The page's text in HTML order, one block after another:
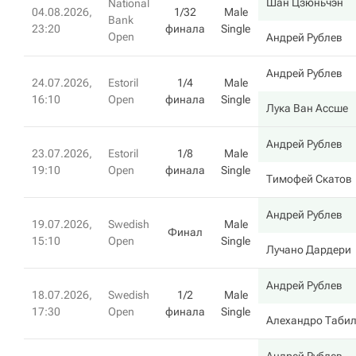
04.08.2026,
23:20
National
Bank
Open
1/32
финала
Male
Single
Андрей Рублев
24.07.2026,
16:10
Estoril
Open
1/4
финала
Male
Single
Андрей Рублев
Лука Ван Ассше
23.07.2026,
19:10
Estoril
Open
1/8
финала
Male
Single
Андрей Рублев
Тимофей Скатов
19.07.2026,
15:10
Swedish
Open
Финал
Male
Single
Андрей Рублев
Лучано Дардери
18.07.2026,
17:30
Swedish
Open
1/2
финала
Male
Single
Андрей Рублев
Алехандро